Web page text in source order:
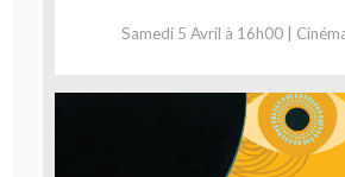
Samedi 5 Avril à 16h00 |